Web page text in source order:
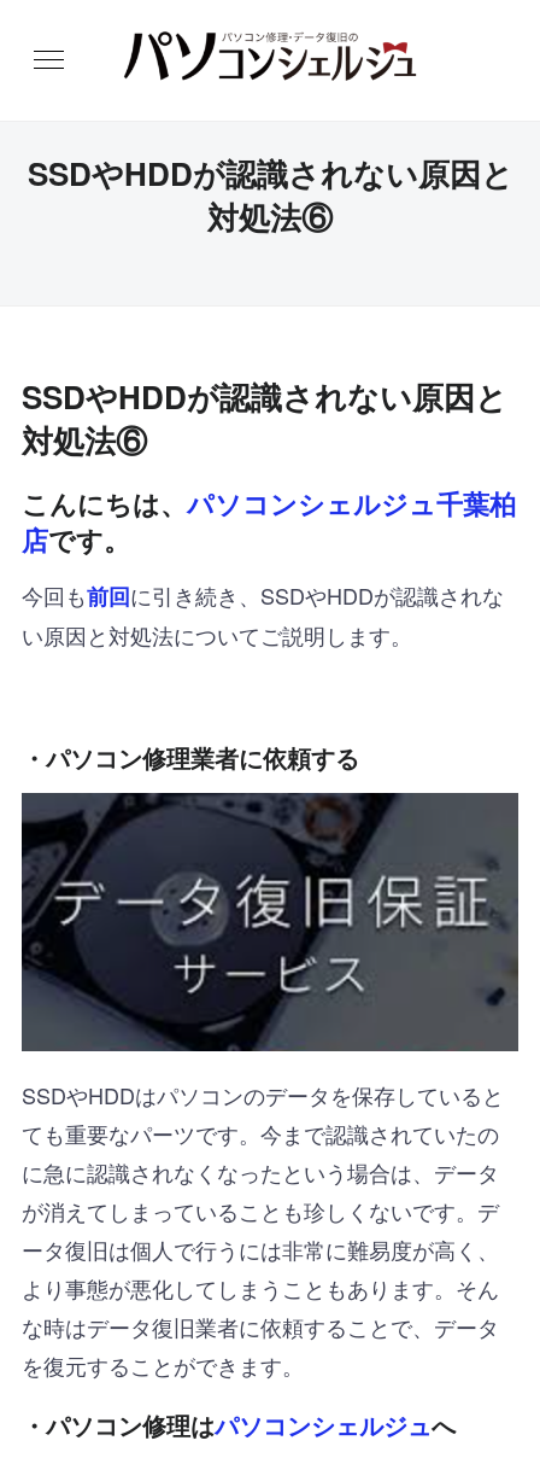
SSDやHDDが認識されない原因と
対処法⑥
SSDやHDDが認識されない原因と
対処法⑥
こんにちは、パソコンシェルジュ千葉柏
店です。
今回も前回に引き続き、SSDやHDDが認識されな
い原因と対処法についてご説明します。
・パソコン修理業者に依頼する
SSDやHDDはパソコンのデータを保存していると
ても重要なパーツです。今まで認識されていたの
に急に認識されなくなったという場合は、データ
が消えてしまっていることも珍しくないです。デ
ータ復旧は個人で行うには非常に難易度が高く、
より事態が悪化してしまうこともあります。そん
な時はデータ復旧業者に依頼することで、データ
を復元することができます。
・パソコン修理はパソコンシェルジュへ